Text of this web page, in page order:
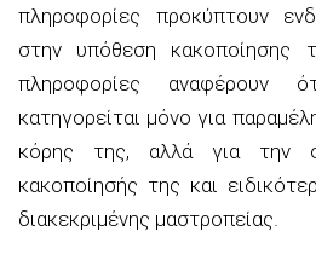
πληροφορίες προκύπτουν
στην υπόθεση κακοποίησης
πληροφορίες αναφέρουν
κατηγορείται μόνο για
κόρης της, αλλά για την
κακοποίησής της και
διακεκριμένης μαστροπείας.